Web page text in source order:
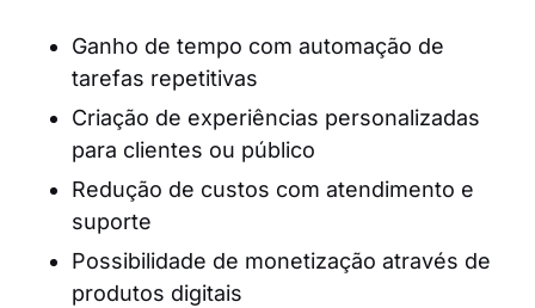
Ganho de tempo com automação de
tarefas repetitivas
Criação de experiências personalizadas
para clientes ou público
Redução de custos com atendimento e
suporte
Possibilidade de monetização através de
produtos digitais